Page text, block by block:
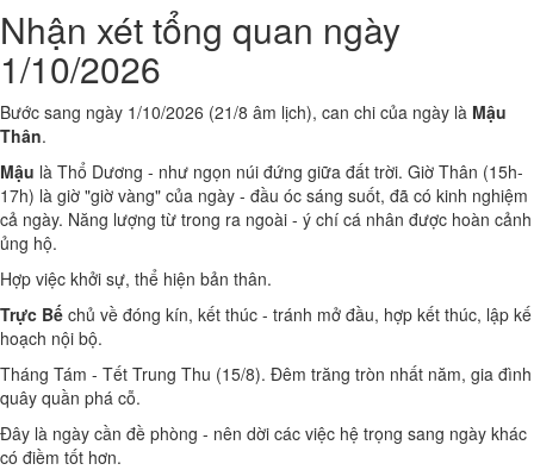
Nhận xét tổng quan ngày
1/10/2026
Bước sang ngày 1/10/2026 (21/8 âm lịch), can chi của ngày là Mậu
Thân.
Mậu là Thổ Dương - như ngọn núi đứng giữa đất trời. Giờ Thân (15h-
17h) là giờ "giờ vàng" của ngày - đầu óc sáng suốt, đã có kinh nghiệm
cả ngày. Năng lượng từ trong ra ngoài - ý chí cá nhân được hoàn cảnh
ủng hộ.
Hợp việc khởi sự, thể hiện bản thân.
Trực Bế chủ về đóng kín, kết thúc - tránh mở đầu, hợp kết thúc, lập kế
hoạch nội bộ.
Tháng Tám - Tết Trung Thu (15/8). Đêm trăng tròn nhất năm, gia đình
quây quần phá cỗ.
Đây là ngày cần đề phòng - nên dời các việc hệ trọng sang ngày khác
có điềm tốt hơn.